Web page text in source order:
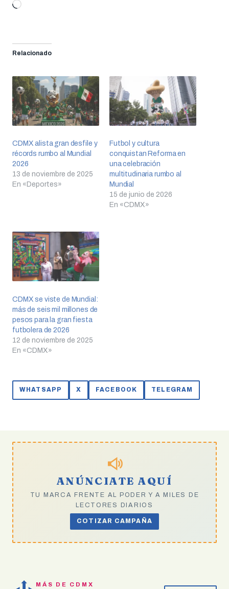
Cargando...
Relacionado
CDMX alista gran desfile y
récords rumbo al Mundial
2026
13 de noviembre de 2025
En «Deportes»
Futbol y cultura
conquistan Reforma en
una celebración
multitudinaria rumbo al
Mundial
15 de junio de 2026
En «CDMX»
CDMX se viste de Mundial:
más de seis mil millones de
pesos para la gran fiesta
futbolera de 2026
12 de noviembre de 2025
En «CDMX»
WHATSAPP X FACEBOOK TELEGRAM
ANÚNCIATE AQUÍ
TU MARCA FRENTE AL PODER Y A MILES DE
LECTORES DIARIOS
COTIZAR CAMPAÑA
MÁS DE CDMX